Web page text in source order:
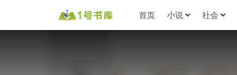
首页 小说 社会